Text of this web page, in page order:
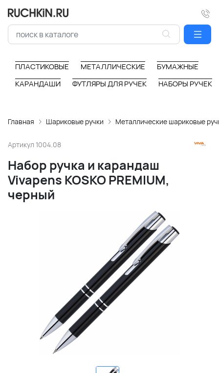
ПЛАСТИКОВЫЕ МЕТАЛЛИЧЕСКИЕ
БУМАЖНЫЕ
КАРАНДАШИ
ФУТЛЯРЫ ДЛЯ РУЧЕК НАБОРЫ РУЧЕК
Главная Шариковые ручки Металлические шариковые
Артикул 1004.08
Набор ручка и карандаш
Vivapens KOSKO PREMIUM,
черный